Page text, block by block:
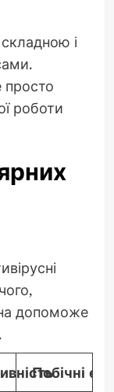
і
просто
роботи
допоможе
Побічні